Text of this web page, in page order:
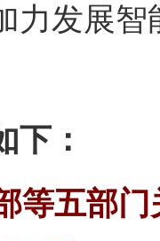
力发展
：
等五部